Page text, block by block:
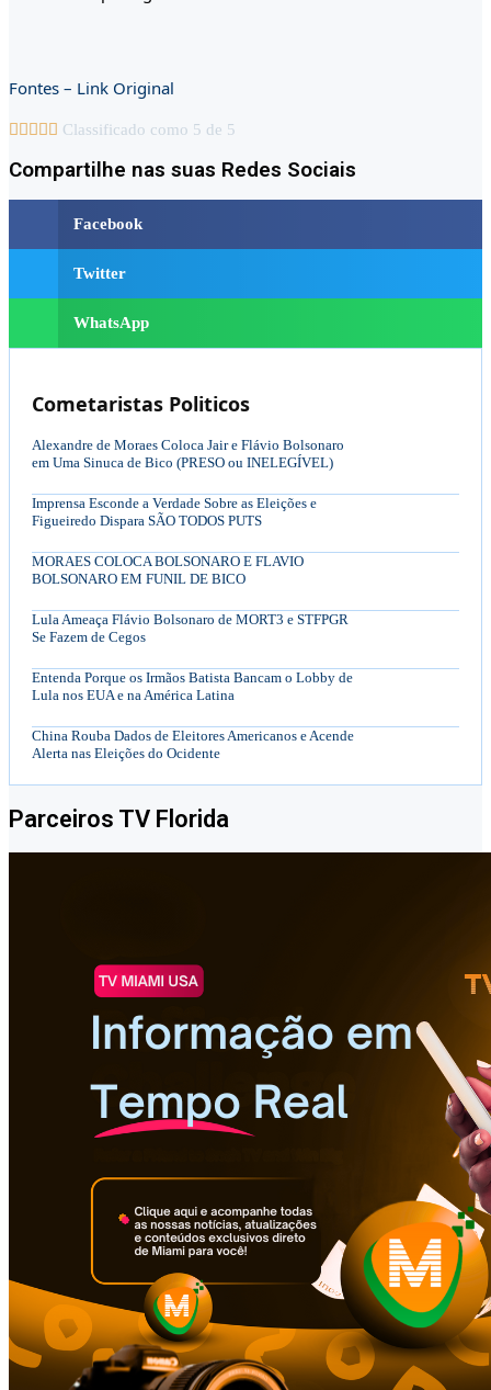
Fontes – Link Original
     Classificado como 5 de 5
Compartilhe nas suas Redes Sociais
Facebook
Twitter
WhatsApp
Cometaristas Politicos
Alexandre de Moraes Coloca Jair e Flávio Bolsonaro
em Uma Sinuca de Bico (PRESO ou INELEGÍVEL)
Imprensa Esconde a Verdade Sobre as Eleições e
Figueiredo Dispara SÃO TODOS PUTS
MORAES COLOCA BOLSONARO E FLAVIO
BOLSONARO EM FUNIL DE BICO
Lula Ameaça Flávio Bolsonaro de MORT3 e STFPGR
Se Fazem de Cegos
Entenda Porque os Irmãos Batista Bancam o Lobby de
Lula nos EUA e na América Latina
China Rouba Dados de Eleitores Americanos e Acende
Alerta nas Eleições do Ocidente
Parceiros TV Florida